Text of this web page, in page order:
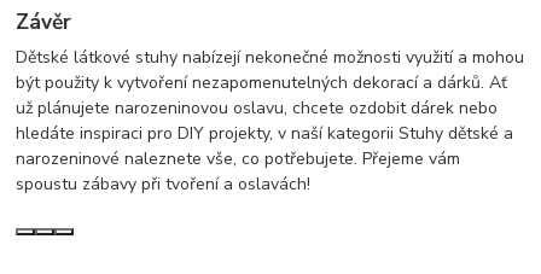
Závěr
Dětské látkové stuhy nabízejí nekonečné možnosti využití a mohou
být použity k vytvoření nezapomenutelných dekorací a dárků. Ať
už plánujete narozeninovou oslavu, chcete ozdobit dárek nebo
hledáte inspiraci pro DIY projekty, v naší kategorii Stuhy dětské a
narozeninové naleznete vše, co potřebujete. Přejeme vám
spoustu zábavy při tvoření a oslavách!